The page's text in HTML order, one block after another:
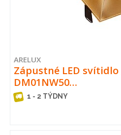
ARELUX
Zápustné LED svítidlo
DM01NW50…
1 - 2 TÝDNY